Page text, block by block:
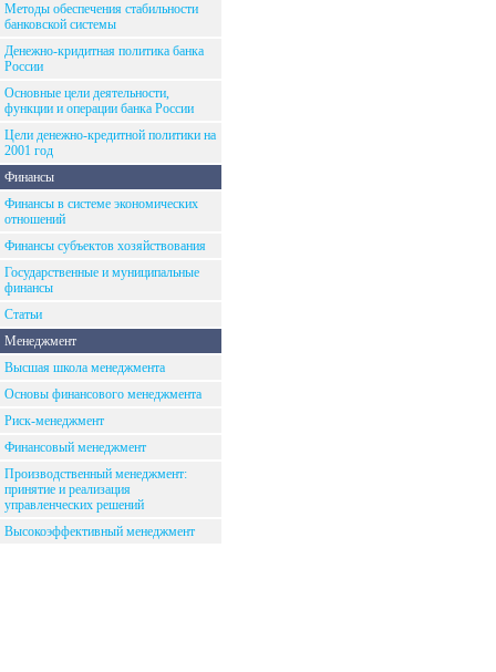
Методы обеспечения стабильности
банковской системы
Денежно-кридитная политика банка
России
Основные цели деятельности,
функции и операции банка России
Цели денежно-кредитной политики на
2001 год
Финансы
Финансы в системе экономических
отношений
Финансы субъектов хозяйствования
Государственные и муниципальные
финансы
Статьи
Менеджмент
Высшая школа менеджмента
Основы финансового менеджмента
Риск-менеджмент
Финансовый менеджмент
Производственный менеджмент:
принятие и реализация
управленческих решений
Высокоэффективный менеджмент